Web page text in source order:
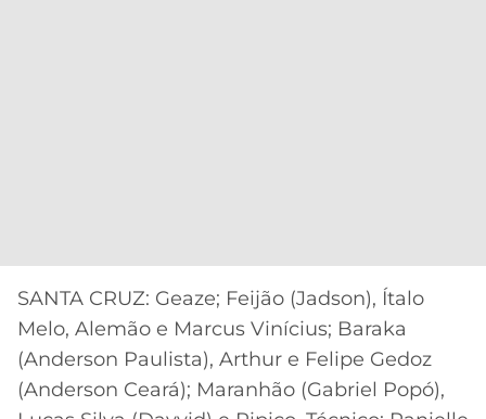
SANTA CRUZ: Geaze; Feijão (Jadson), Ítalo
Melo, Alemão e Marcus Vinícius; Baraka
(Anderson Paulista), Arthur e Felipe Gedoz
(Anderson Ceará); Maranhão (Gabriel Popó),